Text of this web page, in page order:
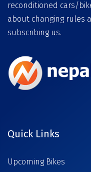
reconditioned cars/
about changing rules
subscribing us.
Quick Links
Upcoming Bikes